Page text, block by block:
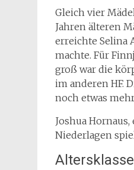
Gleich vier
Jahren älteren
erreichte Selina
machte. Für
groß war die
im anderen HF.
noch etwas
Joshua
Niederlagen